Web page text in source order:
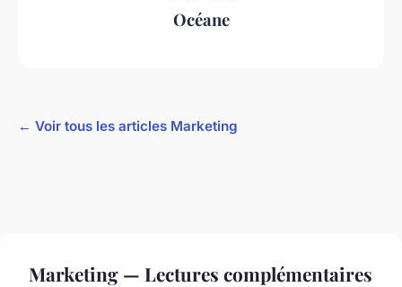
Océane
← Voir tous les articles Marketing
Marketing — Lectures complémentaires